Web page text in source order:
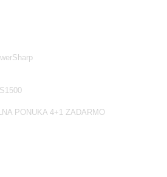
PONUKA 4+1 ZADARMO